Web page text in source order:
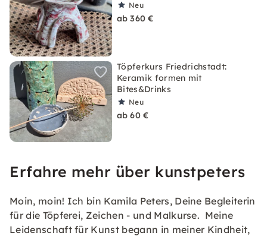
Neu
ab 360 €
Töpferkurs Friedrichstadt:
Keramik formen mit
Bites&Drinks
Neu
ab 60 €
Erfahre mehr über kunstpeters
Moin, moin! Ich bin Kamila Peters, Deine Begleiterin
für die Töpferei, Zeichen - und Malkurse. Meine
Leidenschaft für Kunst begann in meiner Kindheit,